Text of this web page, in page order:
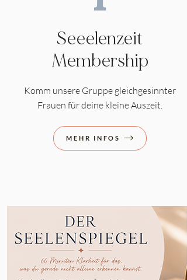
Seeelenzeit
Membership
Komm unsere Gruppe gleichgesinnter
Frauen für deine kleine Auszeit.
MEHR INFOS